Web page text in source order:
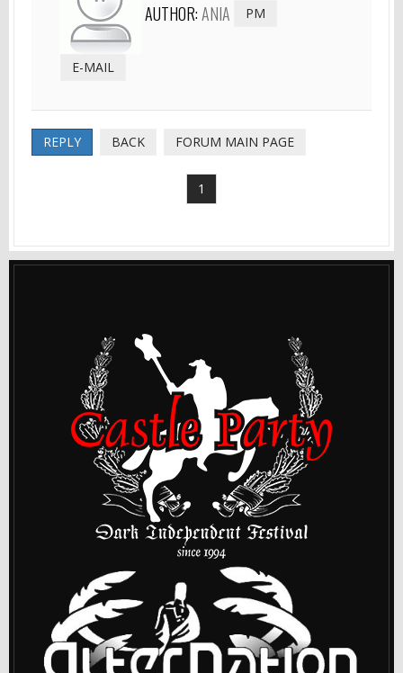
AUTHOR:ANIA PM
E-MAIL
REPLY BACK FORUM MAIN PAGE
1